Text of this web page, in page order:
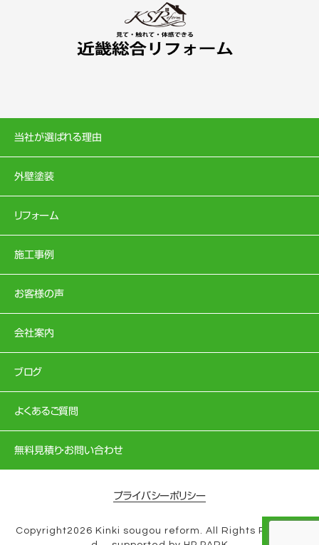
当社が選ばれる理由
外壁塗装
リフォーム
施工事例
お客様の声
会社案内
ブログ
よくあるご質問
無料見積り・お問い合わせ
プライバシーポリシー
Copyright2026 Kinki sougou reform. All Rights Reserve